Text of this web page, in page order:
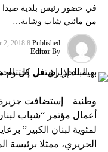
في حضور رئيس بلدية صيدا
من مائتي شاب وشابة…
Published
8 years ago
2, 2018
By
Editor
وطنية – إستضافت جزيرة
لمئوية لبنان الكبير”
الحريري، ممثلا برئيسة